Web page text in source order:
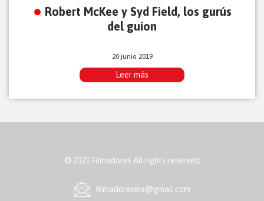
Robert McKee y Syd Field, los gurús
del guion
20 junio 2019
Leer más
© 2021 Filmadores All rights reserved
ﬁlmadoresmx@gmail.com